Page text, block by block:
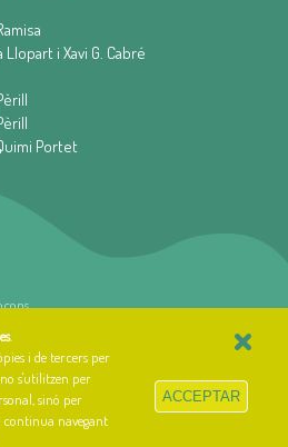
Llopart i Xavi G. Cabré
Portet
.
i de tercers per
s'utilitzen per
sinó per
continua navegant
×
ACCEPTAR